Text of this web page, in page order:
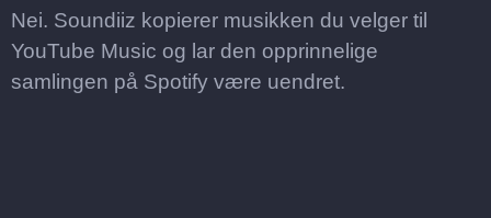
Nei. Soundiiz kopierer musikken du velger til
YouTube Music og lar den opprinnelige
samlingen på Spotify være uendret.